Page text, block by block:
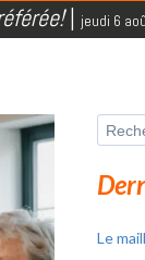
| jeudi 6
Le